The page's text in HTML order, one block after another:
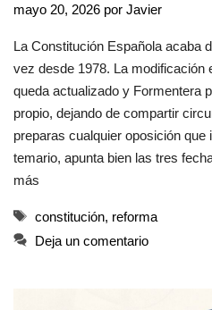
mayo 20, 2026 por Javier
La Constitución Española acaba
vez desde 1978. La modificación
queda actualizado y Formentera
propio, dejando de compartir
preparas cualquier oposición
temario, apunta bien las tres
más
Etiquetas
constitución, reforma
Deja un comentario